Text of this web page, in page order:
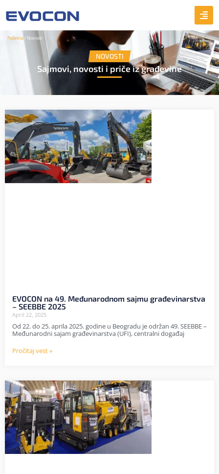
Početna/ Novosti
NOVOSTI
Sajmovi, novosti i priče iz građevine
EVOCON na 49. Međunarodnom sajmu građevinarstva
– SEEBBE 2025
April 22, 2025
Od 22. do 25. aprila 2025. godine u Beogradu je održan 49. SEEBBE –
Međunarodni sajam građevinarstva (UFI), centralni događaj
Pročitaj vest »